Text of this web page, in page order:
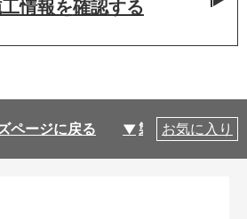
情報を確認する
ページに戻る 製品仕様
お気に入り